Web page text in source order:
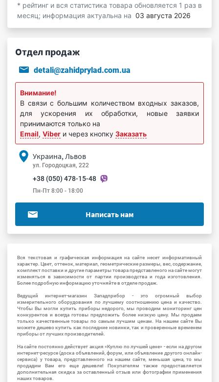
* рейтинг и вся статистика товара обновляется 1 раз в
месяц; информация актуальна на 03 августа 2026
Отдел продаж
detali@zahidprylad.com.ua
Внимание!
В связи с большим количеством входных заказов,
для ускорения их обработки, новые заявки
принимаются только на
Email, Viber и через кнопку Заказать
Украина, Львов
ул. Городоцкая, 222
+38 (050) 478-15-48
Пн-Пт 8:00 - 18:00
Написать нам
Вся текстовая и графическая информация на сайте несет информативный
характер. Цвет, оттенок, материал, геометрические размеры, вес, содержание,
комплект поставки и другие параметры товара представленого на сайте могут
изменяться в зависимости от партии производства и года изготовления.
Более подробную информацию уточняйте в отделе продаж.
Ведущий интернет-магазин Западприбор - это огромный выбор
измерительного оборудования по лучшему соотношению цена и качество.
Чтобы Вы могли купить приборы недорого, мы проводим мониторинг цен
конкурентов и всегда готовы предложить более низкую цену. Мы продаем
только качественные товары по самым лучшим ценам. На нашем сайте Вы
можете дешево купить как последние новинки, так и проверенные временем
приборы от лучших производителей.
На сайте постоянно действует акция «Куплю по лучшей цене» - если на другом
интернет-ресурсе (доска объявлений, форум, или объявление другого онлайн-
сервиса) у товара, представленного на нашем сайте, меньшая цена, то мы
продадим Вам его еще дешевле! Покупателям также предоставляется
дополнительная скидка за оставленный отзыв или фотографии применения
наших товаров.